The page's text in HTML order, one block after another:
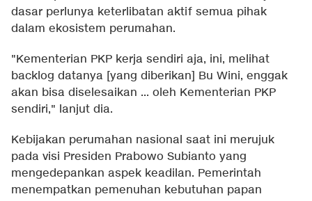
dasar perlunya keterlibatan aktif semua pihak
dalam ekosistem perumahan.
"Kementerian PKP kerja sendiri aja, ini, melihat
backlog datanya [yang diberikan] Bu Wini, enggak
akan bisa diselesaikan ... oleh Kementerian PKP
sendiri," lanjut dia.
Kebijakan perumahan nasional saat ini merujuk
pada visi Presiden Prabowo Subianto yang
mengedepankan aspek keadilan. Pemerintah
menempatkan pemenuhan kebutuhan papan